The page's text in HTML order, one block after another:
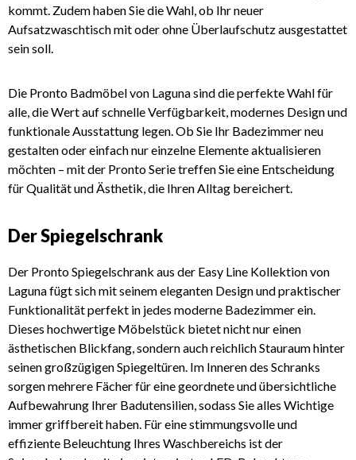
kommt. Zudem haben Sie die Wahl, ob Ihr neuer
Aufsatzwaschtisch mit oder ohne Überlaufschutz ausgestattet
sein soll.
Die Pronto Badmöbel von Laguna sind die perfekte Wahl für
alle, die Wert auf schnelle Verfügbarkeit, modernes Design und
funktionale Ausstattung legen. Ob Sie Ihr Badezimmer neu
gestalten oder einfach nur einzelne Elemente aktualisieren
möchten – mit der Pronto Serie treffen Sie eine Entscheidung
für Qualität und Ästhetik, die Ihren Alltag bereichert.
Der Spiegelschrank
Der Pronto Spiegelschrank aus der Easy Line Kollektion von
Laguna fügt sich mit seinem eleganten Design und praktischer
Funktionalität perfekt in jedes moderne Badezimmer ein.
Dieses hochwertige Möbelstück bietet nicht nur einen
ästhetischen Blickfang, sondern auch reichlich Stauraum hinter
seinen großzügigen Spiegeltüren. Im Inneren des Schranks
sorgen mehrere Fächer für eine geordnete und übersichtliche
Aufbewahrung Ihrer Badutensilien, sodass Sie alles Wichtige
immer griffbereit haben. Für eine stimmungsvolle und
effiziente Beleuchtung Ihres Waschbereichs ist der